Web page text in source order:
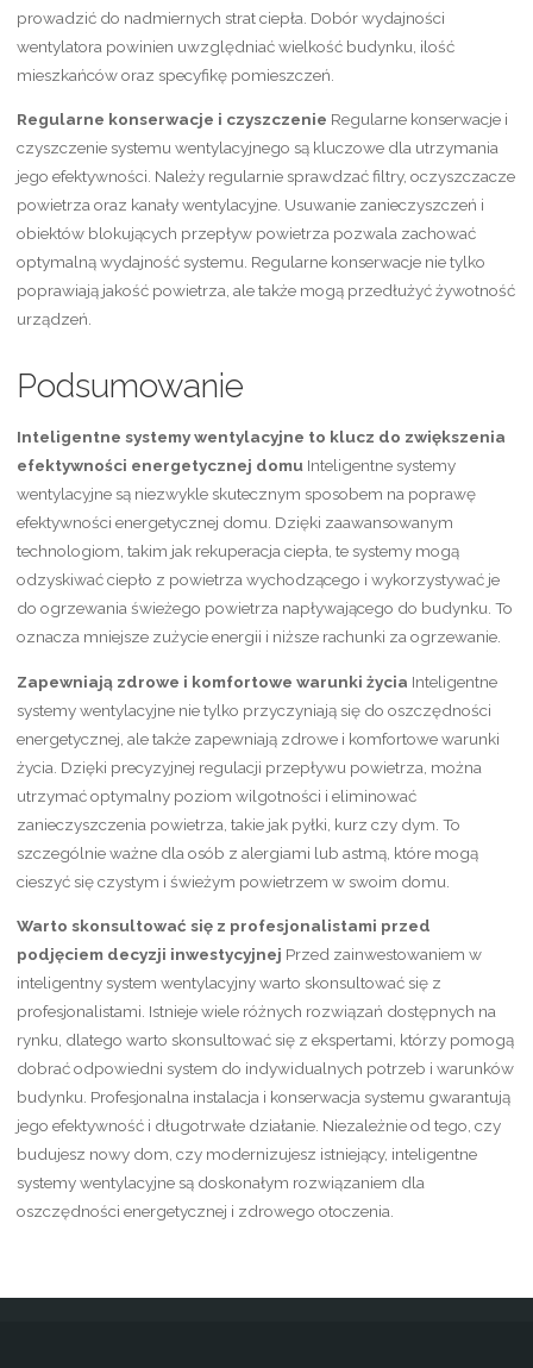
prowadzić do nadmiernych strat ciepła. Dobór wydajności
wentylatora powinien uwzględniać wielkość budynku, ilość
mieszkańców oraz specyfikę pomieszczeń.
Regularne konserwacje i czyszczenie Regularne konserwacje i
czyszczenie systemu wentylacyjnego są kluczowe dla utrzymania
jego efektywności. Należy regularnie sprawdzać filtry, oczyszczacze
powietrza oraz kanały wentylacyjne. Usuwanie zanieczyszczeń i
obiektów blokujących przepływ powietrza pozwala zachować
optymalną wydajność systemu. Regularne konserwacje nie tylko
poprawiają jakość powietrza, ale także mogą przedłużyć żywotność
urządzeń.
Podsumowanie
Inteligentne systemy wentylacyjne to klucz do zwiększenia
efektywności energetycznej domu Inteligentne systemy
wentylacyjne są niezwykle skutecznym sposobem na poprawę
efektywności energetycznej domu. Dzięki zaawansowanym
technologiom, takim jak rekuperacja ciepła, te systemy mogą
odzyskiwać ciepło z powietrza wychodzącego i wykorzystywać je
do ogrzewania świeżego powietrza napływającego do budynku. To
oznacza mniejsze zużycie energii i niższe rachunki za ogrzewanie.
Zapewniają zdrowe i komfortowe warunki życia Inteligentne
systemy wentylacyjne nie tylko przyczyniają się do oszczędności
energetycznej, ale także zapewniają zdrowe i komfortowe warunki
życia. Dzięki precyzyjnej regulacji przepływu powietrza, można
utrzymać optymalny poziom wilgotności i eliminować
zanieczyszczenia powietrza, takie jak pyłki, kurz czy dym. To
szczególnie ważne dla osób z alergiami lub astmą, które mogą
cieszyć się czystym i świeżym powietrzem w swoim domu.
Warto skonsultować się z profesjonalistami przed
podjęciem decyzji inwestycyjnej Przed zainwestowaniem w
inteligentny system wentylacyjny warto skonsultować się z
profesjonalistami. Istnieje wiele różnych rozwiązań dostępnych na
rynku, dlatego warto skonsultować się z ekspertami, którzy pomogą
dobrać odpowiedni system do indywidualnych potrzeb i warunków
budynku. Profesjonalna instalacja i konserwacja systemu gwarantują
jego efektywność i długotrwałe działanie. Niezależnie od tego, czy
budujesz nowy dom, czy modernizujesz istniejący, inteligentne
systemy wentylacyjne są doskonałym rozwiązaniem dla
oszczędności energetycznej i zdrowego otoczenia.